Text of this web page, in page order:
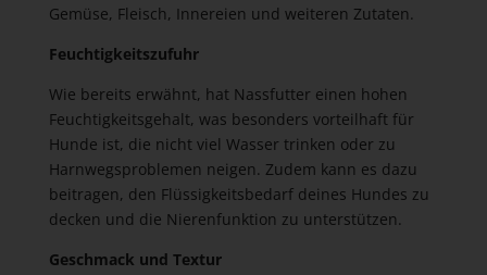
Gemüse, Fleisch, Innereien und weiteren Zutaten.
Feuchtigkeitszufuhr
Wie bereits erwähnt, hat Nassfutter einen hohen
Feuchtigkeitsgehalt, was besonders vorteilhaft für
Hunde ist, die nicht viel Wasser trinken oder zu
Harnwegsproblemen neigen. Zudem kann es dazu
beitragen, den Flüssigkeitsbedarf deines Hundes zu
decken und die Nierenfunktion zu unterstützen.
Geschmack und Textur